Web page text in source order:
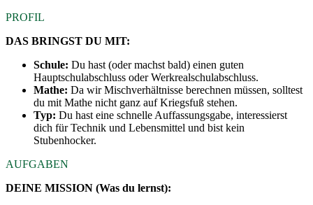
PROFIL
DAS BRINGST DU MIT:
Schule: Du hast (oder machst bald) einen guten
Hauptschulabschluss oder Werkrealschulabschluss.
Mathe: Da wir Mischverhältnisse berechnen müssen, solltest
du mit Mathe nicht ganz auf Kriegsfuß stehen.
Typ: Du hast eine schnelle Auffassungsgabe, interessierst
dich für Technik und Lebensmittel und bist kein
Stubenhocker.
AUFGABEN
DEINE MISSION (Was du lernst):